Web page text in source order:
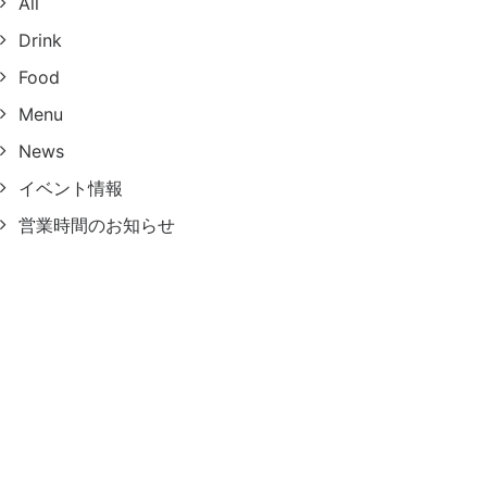
Drink
Food
Menu
News
イベント情報
営業時間のお知らせ